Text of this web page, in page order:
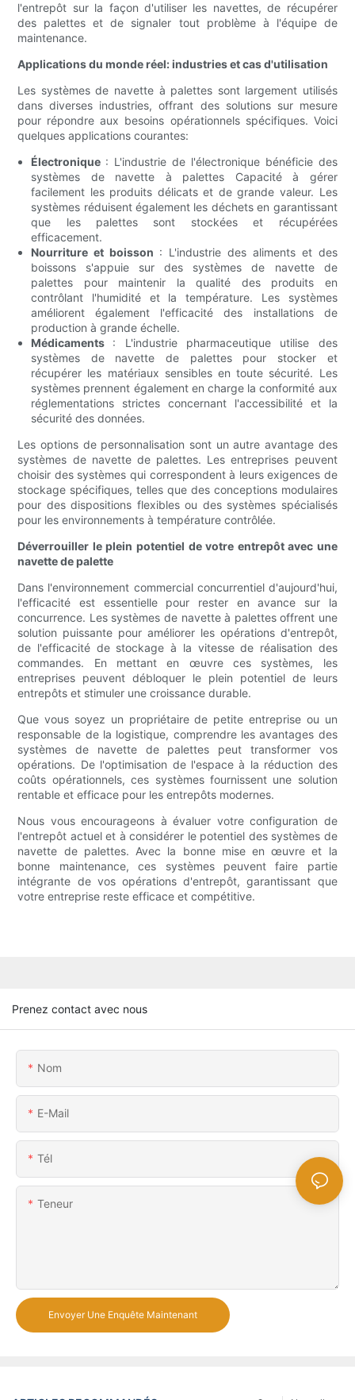
l'entrepôt sur la façon d'utiliser les navettes, de récupérer
des palettes et de signaler tout problème à l'équipe de
maintenance.
Applications du monde réel: industries et cas d'utilisation
Les systèmes de navette à palettes sont largement utilisés
dans diverses industries, offrant des solutions sur mesure
pour répondre aux besoins opérationnels spécifiques. Voici
quelques applications courantes:
Électronique : L'industrie de l'électronique bénéficie des
systèmes de navette à palettes Capacité à gérer
facilement les produits délicats et de grande valeur. Les
systèmes réduisent également les déchets en garantissant
que les palettes sont stockées et récupérées
efficacement.
Nourriture et boisson : L'industrie des aliments et des
boissons s'appuie sur des systèmes de navette de
palettes pour maintenir la qualité des produits en
contrôlant l'humidité et la température. Les systèmes
améliorent également l'efficacité des installations de
production à grande échelle.
Médicaments : L'industrie pharmaceutique utilise des
systèmes de navette de palettes pour stocker et
récupérer les matériaux sensibles en toute sécurité. Les
systèmes prennent également en charge la conformité aux
réglementations strictes concernant l'accessibilité et la
sécurité des données.
Les options de personnalisation sont un autre avantage des
systèmes de navette de palettes. Les entreprises peuvent
choisir des systèmes qui correspondent à leurs exigences de
stockage spécifiques, telles que des conceptions modulaires
pour des dispositions flexibles ou des systèmes spécialisés
pour les environnements à température contrôlée.
Déverrouiller le plein potentiel de votre entrepôt avec une
navette de palette
Dans l'environnement commercial concurrentiel d'aujourd'hui,
l'efficacité est essentielle pour rester en avance sur la
concurrence. Les systèmes de navette à palettes offrent une
solution puissante pour améliorer les opérations d'entrepôt,
de l'efficacité de stockage à la vitesse de réalisation des
commandes. En mettant en œuvre ces systèmes, les
entreprises peuvent débloquer le plein potentiel de leurs
entrepôts et stimuler une croissance durable.
Que vous soyez un propriétaire de petite entreprise ou un
responsable de la logistique, comprendre les avantages des
systèmes de navette de palettes peut transformer vos
opérations. De l'optimisation de l'espace à la réduction des
coûts opérationnels, ces systèmes fournissent une solution
rentable et efficace pour les entrepôts modernes.
Nous vous encourageons à évaluer votre configuration de
l'entrepôt actuel et à considérer le potentiel des systèmes de
navette de palettes. Avec la bonne mise en œuvre et la
bonne maintenance, ces systèmes peuvent faire partie
intégrante de vos opérations d'entrepôt, garantissant que
votre entreprise reste efficace et compétitive.
Prenez contact avec nous
Nom
E-Mail
Tél
Teneur
Envoyer Une Enquête Maintenant